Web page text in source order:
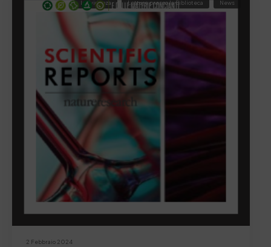
2 Febbraio 2024
In Evidenza Letture presso la Biblioteca News